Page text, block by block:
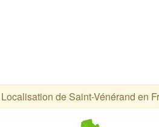
Localisation de Saint-Vénérand en